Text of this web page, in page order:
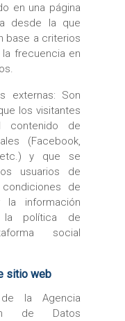
en una página
desde la que
base a criterios
frecuencia en
externas: Son
los visitantes
contenido de
(Facebook,
etc.) y que se
usuarios de
de
información
la política de
social
sitio web
la Agencia
de Datos